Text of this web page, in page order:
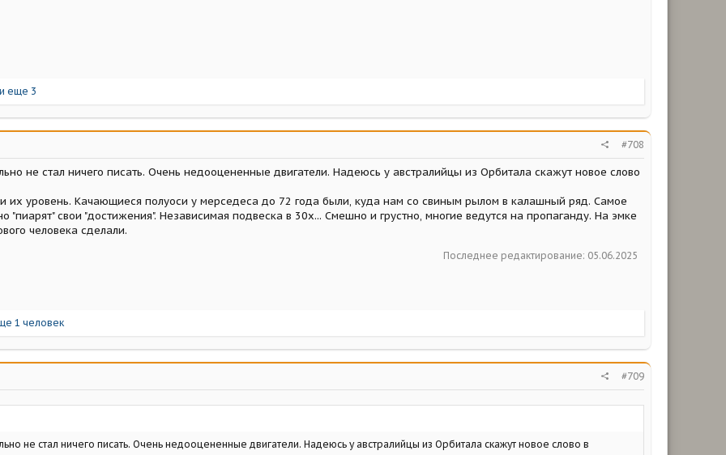
и еще 3
#708
не стал ничего писать. Очень недооцененные двигатели. Надеюсь у австралийцы из Орбитала скажут новое слово
их уровень. Качающиеся полуоси у мерседеса до 72 года были, куда нам со свиным рылом в калашный ряд. Самое
"пиарят" свои "достижения". Независимая подвеска в 30х... Смешно и грустно, многие ведутся на пропаганду. На эмке
человека сделали.
Последнее редактирование: 05.06.2025
1 человек
#709
не стал ничего писать. Очень недооцененные двигатели. Надеюсь у австралийцы из Орбитала скажут новое слово в